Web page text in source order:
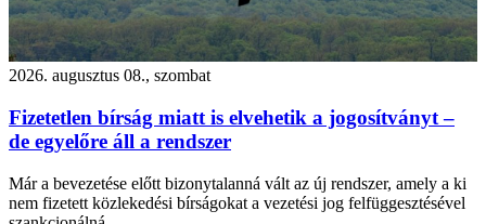
2026. augusztus 08., szombat
Fizetetlen bírság miatt is elvehetik a jogosítványt –
de egyelőre áll a rendszer
Már a bevezetése előtt bizonytalanná vált az új rendszer, amely a ki
nem fizetett közlekedési bírságokat a vezetési jog felfüggesztésével